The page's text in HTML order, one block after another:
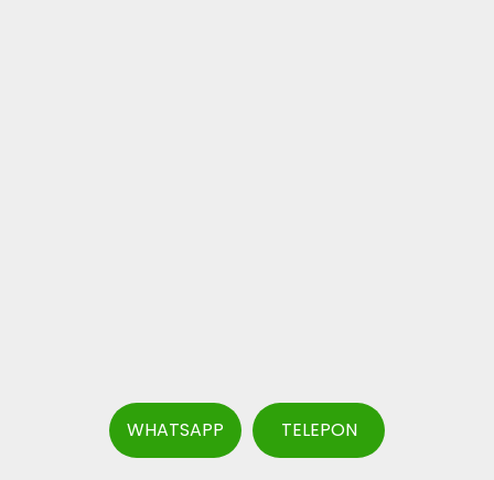
WHATSAPP TELEPON